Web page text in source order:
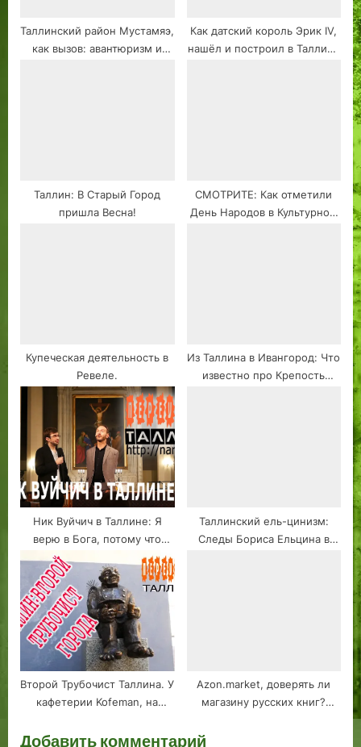
Таллинский район Мустамяэ,
как вызов: авантюризм и
Как датский король Эрик IV,
нашёл и построил в Таллине
Таллин: В Старый Город
пришла Весна!
СМОТРИТЕ: Как отметили
День Народов в Культурном
Купеческая деятельность в
Ревеле.
Из Таллина в Ивангород: Что
известно про Крепость
Ник Вуйчич в Таллине: Я
верю в Бога, потому что
видел демонов. 15.11.2023
Полностью на русском
языке #1
Таллинский ель-цинизм:
Следы Бориса Ельцина в
Второй Трубочист Таллина. У
кафетерии Kofeman, на
Azon.market, доверять ли
магазину русских книг?
Добавить комментарий